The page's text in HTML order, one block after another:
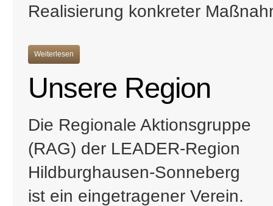
Realisierung konkreter
Weiterlesen
Unsere Region
Die Regionale Aktionsgruppe
(RAG) der LEADER-Region
Hildburghausen-Sonneberg
ist ein eingetragener Verein.